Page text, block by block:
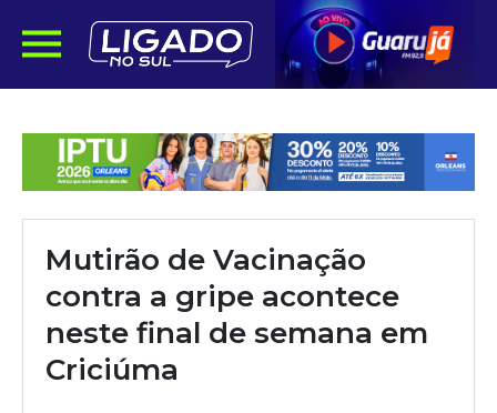
Mutirão de Vacinação
contra a gripe acontece
neste final de semana em
Criciúma